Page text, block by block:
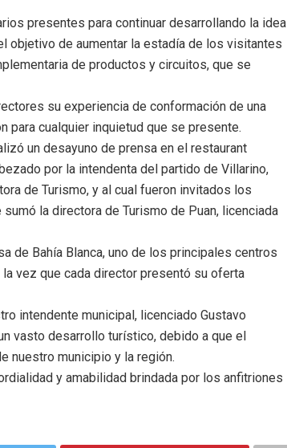
presentes para continuar desarrollando la idea
objetivo de aumentar la estadía de los visitantes
de productos y circuitos, que se
su experiencia de conformación de una
para cualquier inquietud que se presente.
un desayuno de prensa en el restaurant
por la intendenta del partido de Villarino,
de Turismo, y al cual fueron invitados los
la directora de Turismo de Puan, licenciada
de Bahía Blanca, uno de los principales centros
vez que cada director presentó su oferta
intendente municipal, licenciado Gustavo
vasto desarrollo turístico, debido a que el
nuestro municipio y la región.
y amabilidad brindada por los anfitriones